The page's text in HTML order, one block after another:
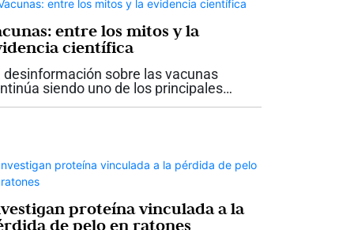
entre los mitos y la
científica
desinformación sobre las vacunas
siendo uno de los principales
para la salud pública. A pesar de
proteína vinculada a la
de pelo en ratones